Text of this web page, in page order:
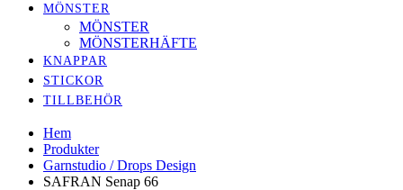
MÖNSTER
MÖNSTER
MÖNSTERHÄFTE
KNAPPAR
STICKOR
TILLBEHÖR
Hem
Produkter
Garnstudio / Drops Design
SAFRAN Senap 66